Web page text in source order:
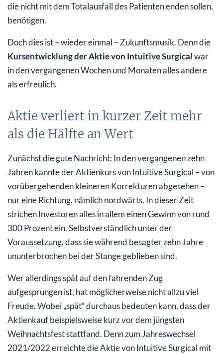
die nicht mit dem Totalausfall des Patienten enden sollen,
benötigen.
Doch dies ist – wieder einmal – Zukunftsmusik. Denn die
Kursentwicklung der Aktie von Intuitive Surgicalwar
in den vergangenen Wochen und Monaten alles andere
als erfreulich.
Aktie verliert in kurzer Zeit mehr
als die Hälfte an Wert
Zunächst die gute Nachricht: In den vergangenen zehn
Jahren kannte der Aktienkurs von Intuitive Surgical – von
vorübergehenden kleineren Korrekturen abgesehen –
nur eine Richtung, nämlich nordwärts. In dieser Zeit
strichen Investoren alles in allem einen Gewinn von rund
300 Prozent ein. Selbstverständlich unter der
Voraussetzung, dass sie während besagter zehn Jahre
ununterbrochen bei der Stange geblieben sind.
Wer allerdings spät auf den fahrenden Zug
aufgesprungen ist, hat möglicherweise nicht allzu viel
Freude. Wobei „spät“ durchaus bedeuten kann, dass der
Aktienkauf beispielsweise kurz vor dem jüngsten
Weihnachtsfest stattfand. Denn zum Jahreswechsel
2021/2022 erreichte die Aktie von Intuitive Surgical mit